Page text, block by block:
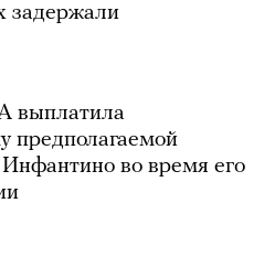
задержали
выплатила
предполагаемой
во время его